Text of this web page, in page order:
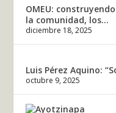
OMEU:
la comunidad, los...
diciembre 18, 2025
Luis Pérez Aquino:
octubre 9, 2025